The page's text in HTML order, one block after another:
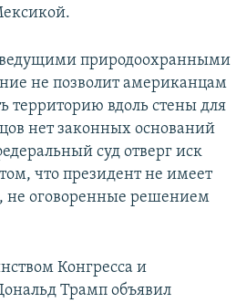
ведущими природоохранными
не позволит американцам
территорию вдоль стены для
нет законных оснований
суд отверг иск
что президент не имеет
не оговоренные решением
Конгресса и
Трамп объявил